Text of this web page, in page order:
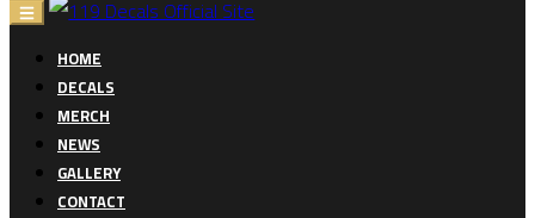
HOME
DECALS
MERCH
NEWS
GALLERY
CONTACT